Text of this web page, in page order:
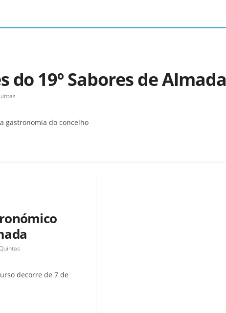
do 19º Sabores de Almada
gastronomia do concelho
decorre de 7 de